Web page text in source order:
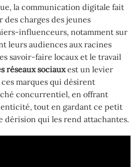
la communication digitale fait
charges des jeunes
influenceurs, notamment sur
leurs audiences aux racines
savoir-faire locaux et le travail
réseaux sociauxest un levier
marques qui désirent
concurrentiel, en offrant
tout en gardant ce petit
dérision qui les rend attachantes.